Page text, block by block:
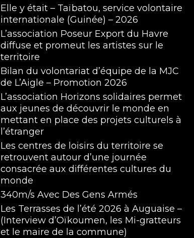
Elle y était – Taïbatou, service volontaire
internationale (Guinée) – 2026
L’association Poseur Export du Havre
diffuse et promeut les artistes sur le
territoire
Bilan du volontariat d’équipe de la MJC
de L’Aigle – Promotion 2026
L’association Horizons solidaires permet
aux jeunes de découvrir le monde en
mettant en place des projets culturels à
l’étranger
Les centres de loisirs du territoire se
retrouvent autour d’une journée
consacrée aux différentes cultures du
monde
340m/s Avec Des Gens Armés
Les Terrasses de l’été 2026 à Auguaise –
(Interview d’Oïkoumen, les Mi-gratteurs
et le maire de la commune)